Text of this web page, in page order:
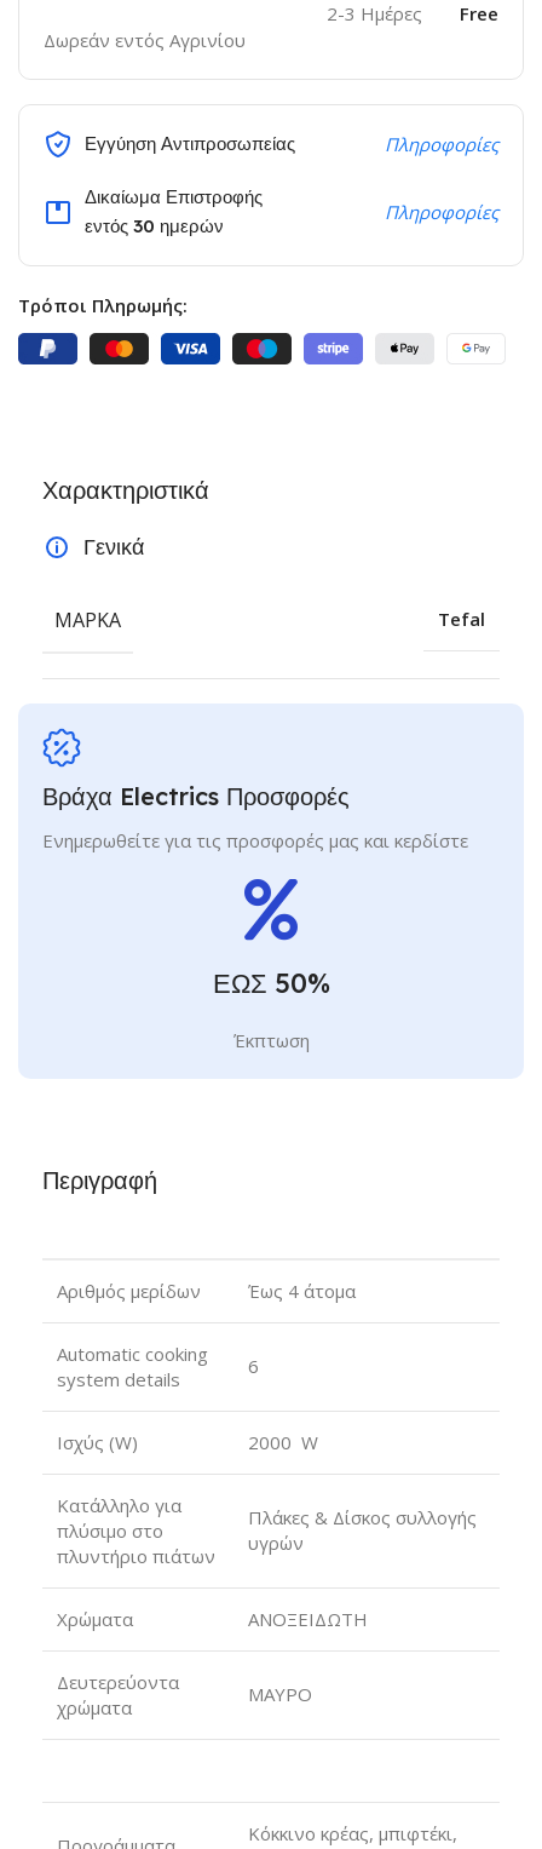
Δωρεάν εντός Αγρινίου
2-3 Ημέρες Free
Εγγύηση Αντιπροσωπείας Πληροφορίες
Δικαίωμα Επιστροφής
εντός 30 ημερών
Πληροφορίες
Τρόποι Πληρωμής:
Περιγραφή
Αριθμός μερίδων Έως 4 άτομα
Automatic cooking
system details
6
Ισχύς (W) 2000 W
Κατάλληλο για
πλύσιμο στο
πλυντήριο πιάτων
Πλάκες & Δίσκος συλλογής
υγρών
Χρώματα ΑΝΟΞΕΙΔΩΤΗ
Δευτερεύοντα
χρώματα
ΜΑΥΡΟ
Κόκκινο κρέας, μπιφτέκι,
Χαρακτηριστικά
Γενικά
ΜΆΡΚΑ Tefal
Βράχα Electrics Προσφορές
Ενημερωθείτε για τις προσφορές μας και κερδίστε
ΕΩΣ 50%
Έκπτωση